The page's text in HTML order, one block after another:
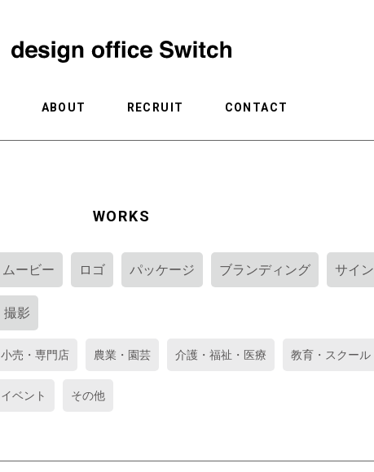
ABOUT RECRUIT CONTACT
WORKS
ムービー ロゴ パッケージ ブランディング サイン
撮影
小売・専門店 農業・園芸 介護・福祉・医療 教育・スクール
イベント その他